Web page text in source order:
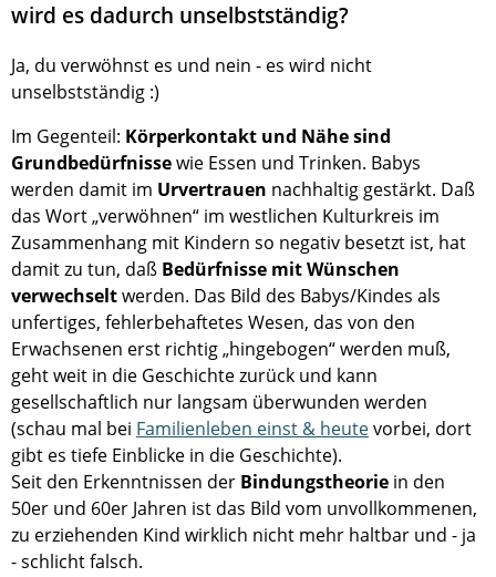
wird es dadurch unselbstständig?
Ja, du verwöhnst es und nein - es wird nicht
unselbstständig :)
Im Gegenteil: Körperkontakt und Nähe sind
Grundbedürfnissewie Essen und Trinken. Babys
werden damit im Urvertrauen nachhaltig gestärkt. Daß
das Wort „verwöhnen“ im westlichen Kulturkreis im
Zusammenhang mit Kindern so negativ besetzt ist, hat
damit zu tun, daß Bedürfnisse mit Wünschen
verwechseltwerden. Das Bild des Babys/Kindes als
unfertiges, fehlerbehaftetes Wesen, das von den
Erwachsenen erst richtig „hingebogen“ werden muß,
geht weit in die Geschichte zurück und kann
gesellschaftlich nur langsam überwunden werden
(schau mal bei Familienleben einst & heutevorbei, dort
gibt es tiefe Einblicke in die Geschichte).
Seit den Erkenntnissen der Bindungstheorie in den
50er und 60er Jahren ist das Bild vom unvollkommenen,
zu erziehenden Kind wirklich nicht mehr haltbar und - ja
- schlicht falsch.